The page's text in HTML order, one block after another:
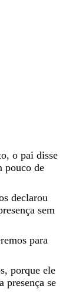
, o pai disse
pouco de
declarou
sem
para
, porque ele
presença se